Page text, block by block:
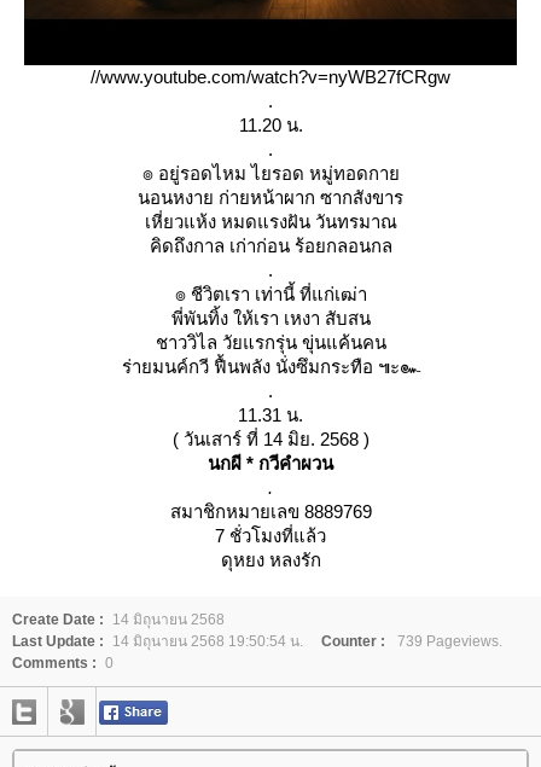
//www.youtube.com/watch?v=nyWB27fCRgw
.
11.20 น.
.
๏ อยู่รอดไหม ไยรอด หมู่ทอดกา
นอนหงาย ก่ายหน้าผาก ซากสังขาร
เหี่ยวแห้ง หมดแรงฝัน วันทรมาณ
คิดถึงกาล เก่าก่อน ร้อยกลอนกล
.
๏ ชีวิตเรา เท่านี้ ที่แก่เฒ่า
พี่พันทิ้ง ให้เรา เหงา สับสน
ชาววิไล วัยแรกรุ่น ขุ่นแค้นคน
ร่ายมนค์กวี ฟื้นพลัง นั่งซึมกระทือ ๚ะ๛
.
11.31 น.
( วันเสาร์ ที่ 14 มิย. 2568 )
นกผี * กวีคำผวน
.
สมาชิกหมายเลข 8889769
7 ชั่วโมงที่แล้ว
ดุหยง หลงรัก
Create Date :
14 มิถุนายน 2568
Last Update :
14 มิถุนายน 2568 19:50:54 น. Counter :
739 Pageviews.
Comments : 0